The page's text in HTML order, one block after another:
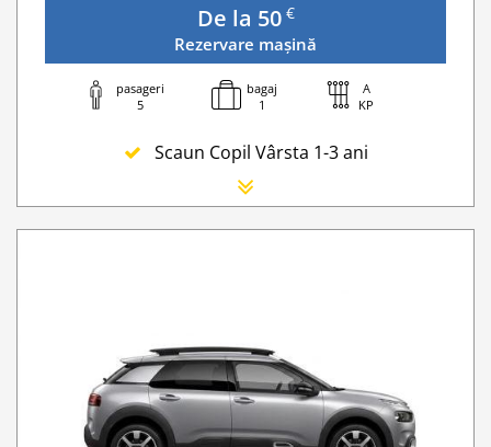
De la 50 €
Rezervare mașină
pasageri
5
bagaj
1
A
KP
Scaun Copil Vârsta 1-3 ani
Scaun Nou-nascut
Serviciu premium de urgență pe drum
Taxa spalatorie
Go Chisinau Airport Shuttle Bus Service And